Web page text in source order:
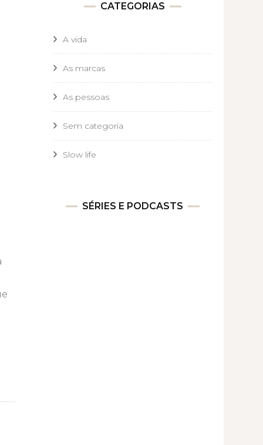
CATEGORIAS
A vida
As marcas
As pessoas
Sem categoria
Slow life
SÉRIES E PODCASTS